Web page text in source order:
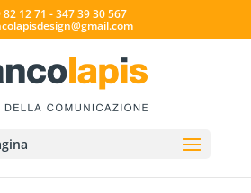
82 12 71 - 347 39 30 567